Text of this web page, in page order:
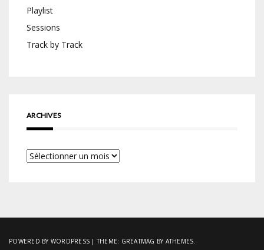
Playlist
Sessions
Track by Track
ARCHIVES
Archives
POWERED BY WORDPRESS |THEME: GREATMAG BY ATHEMES.